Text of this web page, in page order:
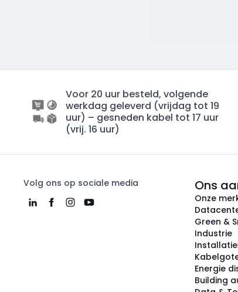
Voor 20 uur besteld, volgende
werkdag geleverd (vrijdag tot 19
uur) – gesneden kabel tot 17 uur
(vrij. 16 uur)
Volg ons op sociale media Ons
Onze
Green &
Industrie
Energie
Building